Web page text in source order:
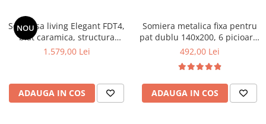
Cuiere
Mobilier gradinita
Mese gradinita
Set mese si scaune gradinita
Mobilier copii
NOU
Set masa living Elegant FDT4,
blat caramica, structura
metalica, 140x80x75 cm,
bej
1.579,00 Lei
ADAUGA IN COS
Somiera metalica fixa pentru
pat dublu 140x200, 6 picioare,
32 lamele lemn fag, benzi
negru
492,00 Lei
ADAUGA IN COS